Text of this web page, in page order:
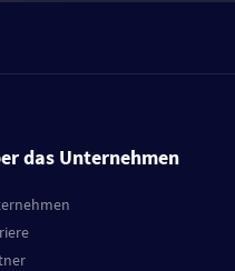
das Unternehmen